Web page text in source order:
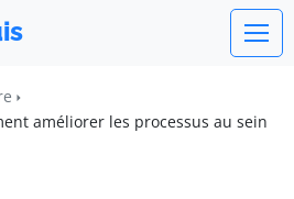
améliorer les processus au sein